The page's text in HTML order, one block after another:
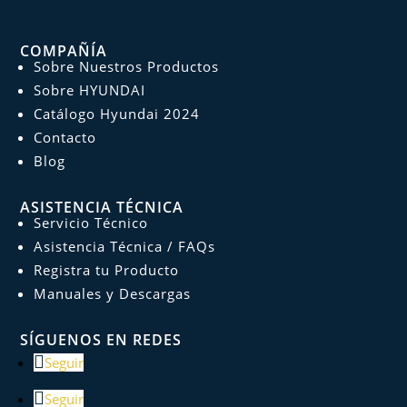
COMPAÑÍA
Sobre Nuestros Productos
Sobre HYUNDAI
Catálogo Hyundai 2024
Contacto
Blog
ASISTENCIA TÉCNICA
Servicio Técnico
Asistencia Técnica / FAQs
Registra tu Producto
Manuales y Descargas
SÍGUENOS EN REDES
Seguir
Seguir